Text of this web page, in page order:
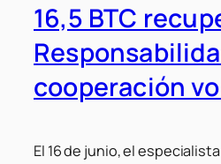
16,5 BTC
cooperación
El 16 de junio, el